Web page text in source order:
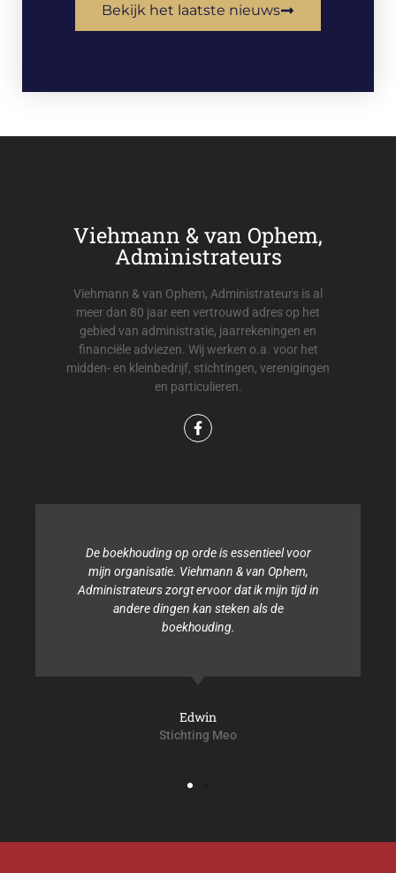
Bekijk het laatste nieuws
Viehmann & van Ophem,
Administrateurs
Viehmann & van Ophem, Administrateurs is al
meer dan 80 jaar een vertrouwd adres op het
gebied van administratie, jaarrekeningen en
financiële adviezen. Wij werken o.a. voor het
midden- en kleinbedrijf, stichtingen, verenigingen
en particulieren.
De boekhouding op orde is essentieel voor
mijn organisatie. Viehmann & van Ophem,
Administrateurs zorgt ervoor dat ik mijn tijd in
andere dingen kan steken als de
boekhouding.
Edwin
Stichting Meo